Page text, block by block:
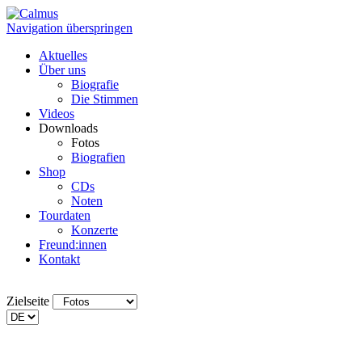
Navigation überspringen
Aktuelles
Über uns
Biografie
Die Stimmen
Videos
Downloads
Fotos
Biografien
Shop
CDs
Noten
Tourdaten
Konzerte
Freund:innen
Kontakt
Zielseite